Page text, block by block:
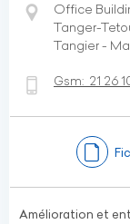
Office
Tanger-
Tangier -
Gsm: 21 26
Amélioration et